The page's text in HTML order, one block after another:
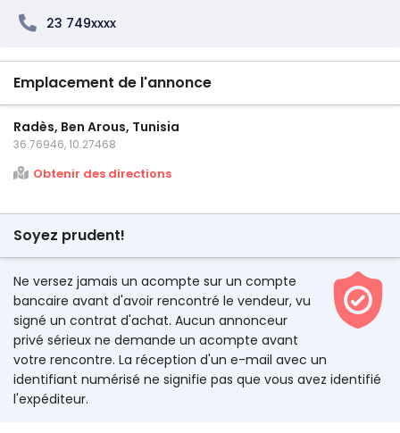
23 749xxxx
Emplacement de l'annonce
Radès, Ben Arous, Tunisia
36.76946, 10.27468
Obtenir des directions
Soyez prudent!
Ne versez jamais un acompte sur un compte
bancaire avant d'avoir rencontré le vendeur, vu
signé un contrat d'achat. Aucun annonceur
privé sérieux ne demande un acompte avant
votre rencontre. La réception d'un e-mail avec un
identifiant numérisé ne signifie pas que vous avez identifié
l'expéditeur.